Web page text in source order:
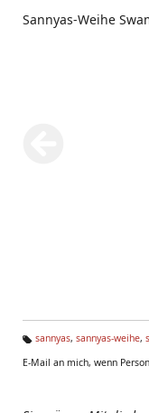
Sannyas-Weihe
g
sannyas, sannyas-weihe,
E-Mail an mich, wenn